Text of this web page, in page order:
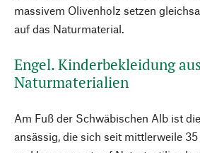
massivem Olivenholz setzen
auf das Naturmaterial.
Engel. Kinderbekleidung aus
Naturmaterialien
Am Fuß der Schwäbischen Alb ist
ansässig, die sich seit mittlerweile